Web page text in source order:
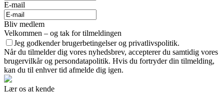
E-mail
Bliv medlem
Velkommen – og tak for tilmeldingen
Jeg godkender brugerbetingelser og privatlivspolitik.
Når du tilmelder dig vores nyhedsbrev, accepterer du samtidig vores
brugervilkår og persondatapolitik. Hvis du fortryder din tilmelding,
kan du til enhver tid afmelde dig igen.
Lær os at kende